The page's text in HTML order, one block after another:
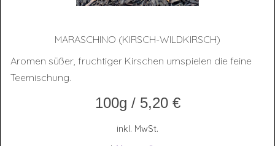
MARA­SCHI­NO (KIRSCH-WILD­KIRSCH)
Aromen süßer, fruchtiger Kirschen umspielen die feine
Teemischung.
100g / 5,20 €
inkl. MwSt.